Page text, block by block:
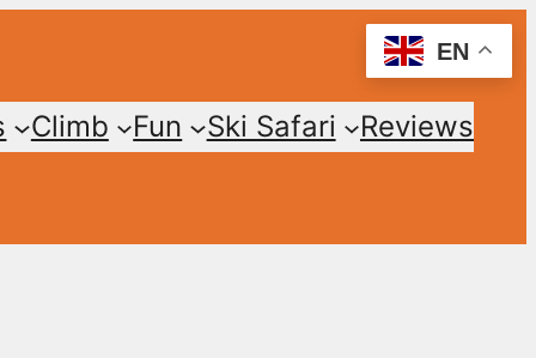
Climb Fun Ski Safari Reviews
EN